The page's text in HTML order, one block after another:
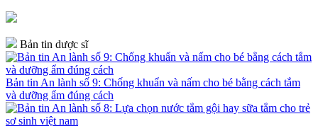
Bản tin dược sĩ
Bản tin An lành số 9: Chống khuẩn và nấm cho bé bằng cách tắm
và dưỡng ẩm đúng cách